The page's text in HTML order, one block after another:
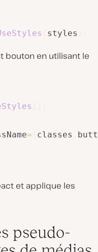
styles
bouton en utilisant le
= classes
et applique les
pseudo-